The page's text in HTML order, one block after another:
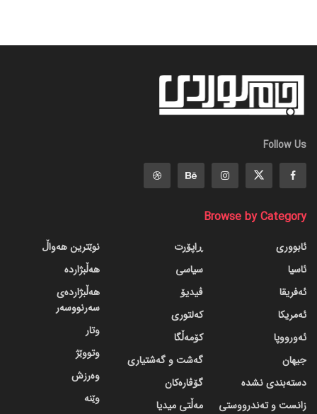
Follow Us
Browse by Category
ئابووری
ئاسیا
ئەفریقا
ئەمریکا
ئەورووپا
جیهان
دسته‌بندی نشده
زانست و تەندرووستی
ڕاپۆرت
سیاسی
ڤیدیۆ
کەلتوری
کۆمەڵگا
گه‌شت و گه‌شتیاری
گۆڤاره‌کان
مەڵتی میدیا
نوێترین هەواڵ
هەڵبژاردە
هەڵبژاردەی
سەرنووسەر
وتار
وتووێژ
وەرزش
وێنە